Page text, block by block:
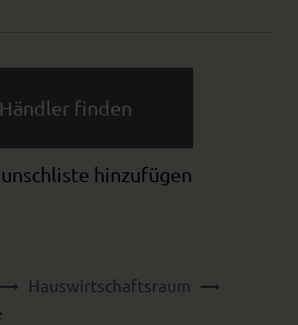
Händler finden
hinzufügen
Hauswirtschaftsraum